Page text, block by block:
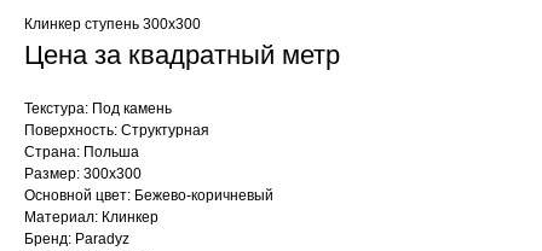
Клинкер ступень 300x300
Цена за квадратный метр
Текстура: Под камень
Поверхность: Структурная
Страна: Польша
Размер: 300x300
Основной цвет: Бежево-коричневый
Материал: Клинкер
Бренд: Paradyz